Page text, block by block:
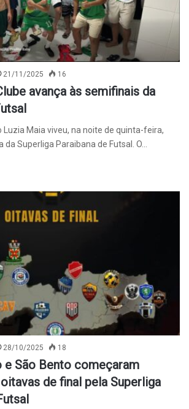
21/11/2025 16
avança às semifinais da
Luzia Maia viveu, na noite de quinta-feira,
Superliga Paraibana de Futsal. O…
28/10/2025 18
e São Bento começaram
de final pela Superliga